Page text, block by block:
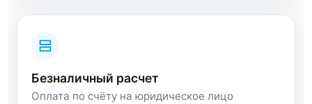
Безналичный расчет
Оплата по счёту на юридическое лицо